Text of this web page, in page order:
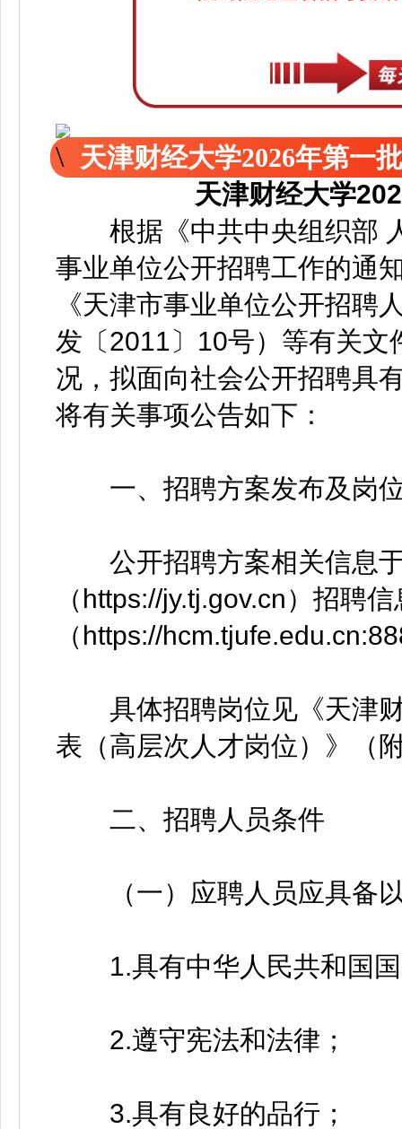
天津财经大学2026年第一
天津财经大学
根据《中共中央组织部
事业单位公开招聘工作的通
《天津市事业单位公开招聘
发〔2011〕10号）等有关
况，拟面向社会公开招聘具
将有关事项公告如下：
一、招聘方案发布及岗
公开招聘方案相关信息于
（https://jy.tj.gov.cn）招聘
（https://
具体招聘岗位见《天津财
表（高层次人才岗位）》（
二、招聘人员条件
（一）应聘人员应具备
1.具有中华人民共和国国
2.遵守宪法和法律；
3.具有良好的品行；